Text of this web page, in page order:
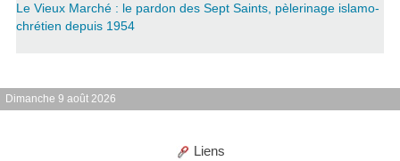
Le Vieux Marché : le pardon des Sept Saints, pèlerinage islamo-
chrétien depuis 1954
Dimanche 9 août 2026
Liens